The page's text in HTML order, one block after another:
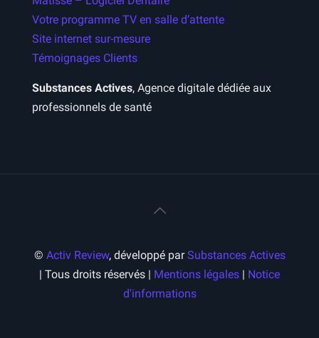
Votre programme TV en salle d’attente
Site internet sur-mesure
Témoignages Clients
Substances Actives, Agence digitale dédiée aux
professionnels de santé
© Activ Review, développé parSubstances Actives
| Tous droits réservés | Mentions légales | Notice
d'informations